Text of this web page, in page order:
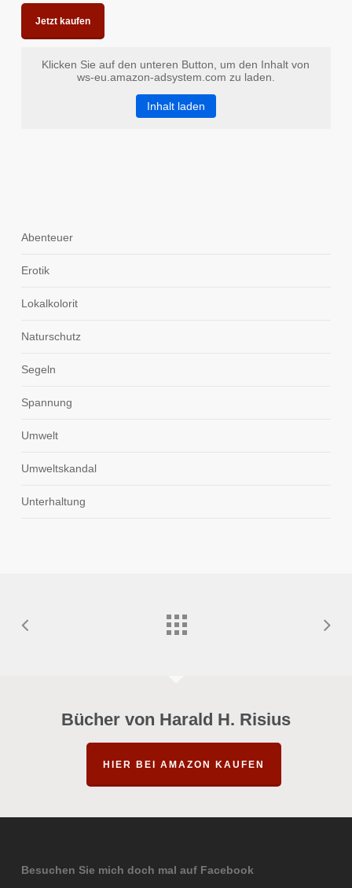
Jetzt kaufen
Klicken Sie auf den unteren Button, um den Inhalt von
ws-eu.amazon-adsystem.com zu laden.
Inhalt laden
Abenteuer
Erotik
Lokalkolorit
Naturschutz
Segeln
Spannung
Umwelt
Umweltskandal
Unterhaltung
Bücher von Harald H. Risius
HIER BEI AMAZON KAUFEN
Besuchen Sie mich doch mal auf Facebook